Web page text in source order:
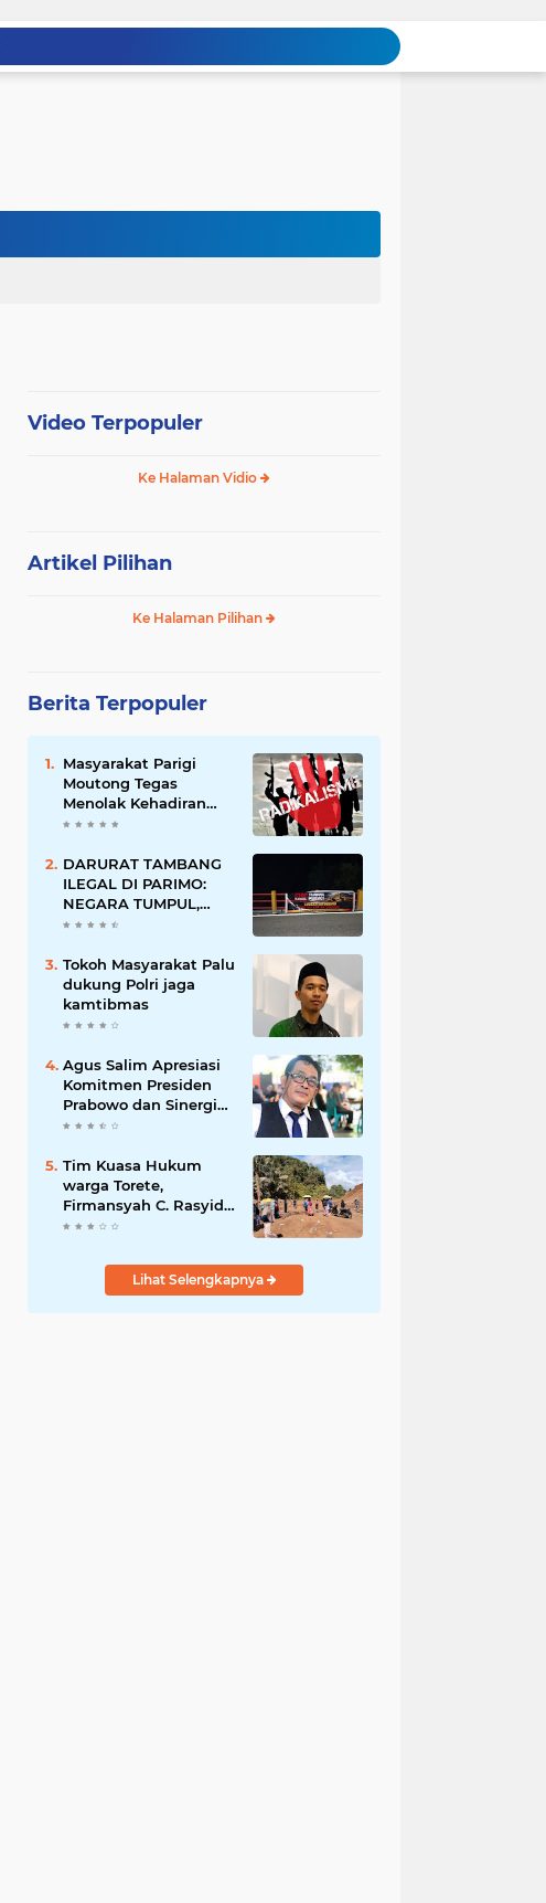
Video Terpopuler
Ke Halaman Vidio
Artikel Pilihan
Ke Halaman Pilihan
Berita Terpopuler
Masyarakat Parigi
Moutong Tegas
Menolak Kehadiran
Ormas Radikal
DARURAT TAMBANG
ILEGAL DI PARIMO:
NEGARA TUMPUL,
MAFIA TAMBANG
Tokoh Masyarakat Palu
dukung Polri jaga
kamtibmas
Agus Salim Apresiasi
Komitmen Presiden
Prabowo dan Sinergi
Aparat Penegak
Pemberantasan
Korupsi
Tim Kuasa Hukum
warga Torete,
Firmansyah C. Rasyid,
S.H., menyampaikan
atas kesalahpahaman
yang berkembang di
Lihat Selengkapnya